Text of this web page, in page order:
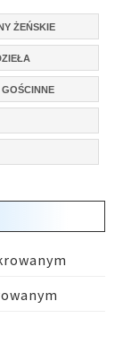
ŻEŃSKIE